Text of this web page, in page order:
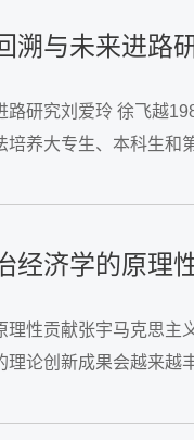
溯与未来进路
研究刘爱玲 徐飞越
养大专生、本科生
经济学的原理
理性贡献张宇马克思
论创新成果会越来